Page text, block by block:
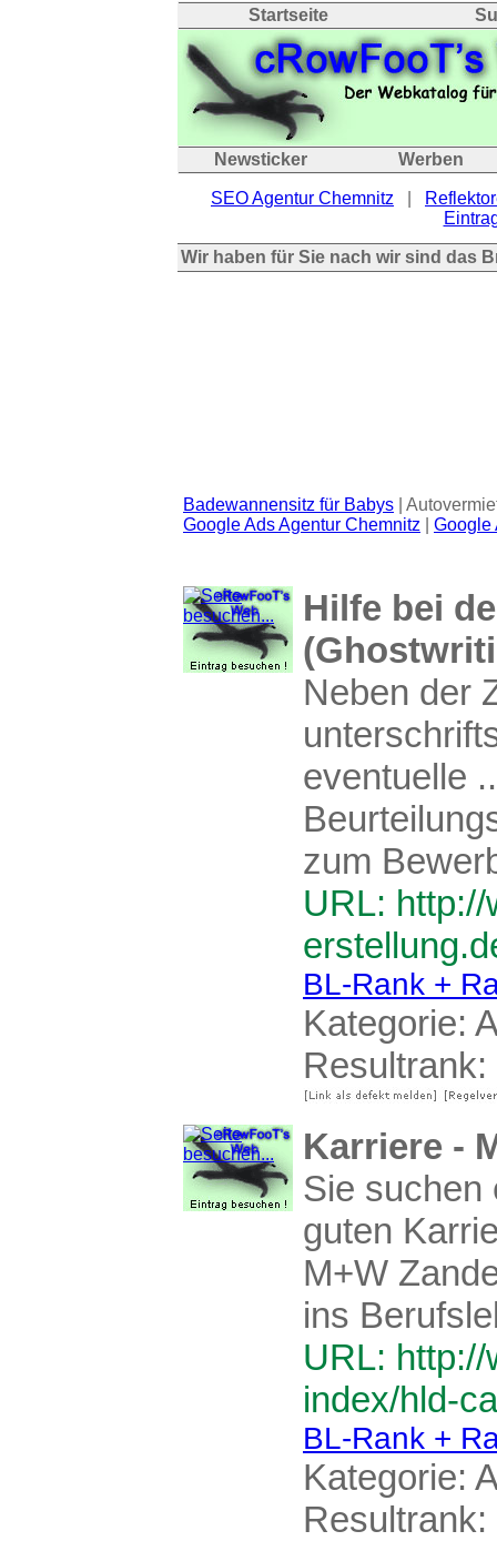
Startseite
Newsticker Werben
SEO Agentur Chemnitz
Wir haben für Sie nach wir sind das
Badewannensitz für Babys |
Google Ads Agentur Chemnitz
Google
Hilfe bei
Neben der
eventuelle
zum
URL:
BL-Rank +
Kategorie:
Resultrank:
Karriere -
Sie suchen
guten
M+W
ins
URL:
index/hld-
BL-Rank +
Kategorie:
Resultrank: